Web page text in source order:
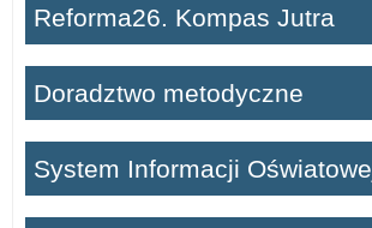
Reforma26. Kompas Jutra
Doradztwo metodyczne
System Informacji